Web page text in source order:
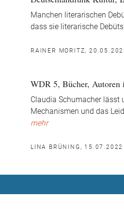
Manchen literarischen
dass sie literarische
RAINER MORITZ,
WDR 5, Bücher, Autoren
Claudia Schumacher lässt
Mechanismen und das
mehr
LINA BRÜNING, 15.07.2022